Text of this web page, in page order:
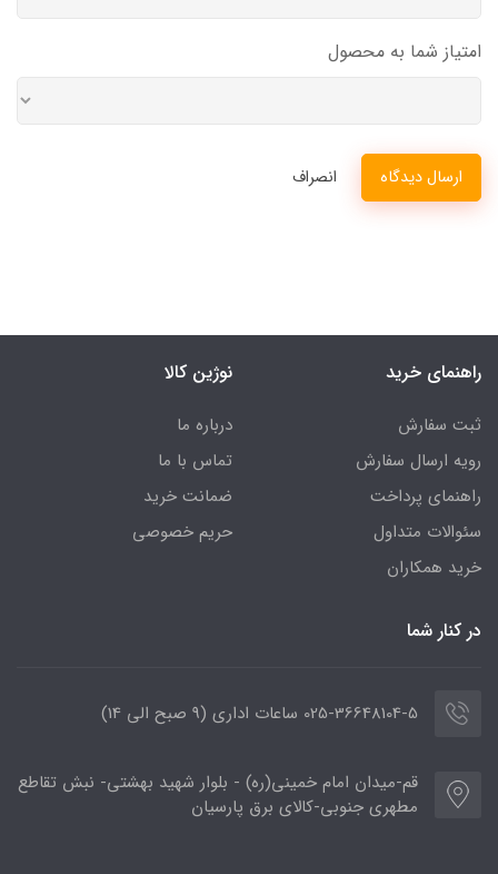
امتیاز شما به محصول
ارسال دیدگاه انصراف
راهنمای خرید
ثبت سفارش
رویه ارسال سفارش
راهنمای پرداخت
سئوالات متداول
خرید همکاران
نوژین کالا
درباره ما
تماس با ما
ضمانت خرید
حریم خصوصی
در کنار شما
025-36648104-5 ساعات اداری (9 صبح الی 14)
قم-میدان امام خمینی(ره) - بلوار شهید بهشتی- نبش تقاطع
مطهری جنوبی-کالای برق پارسیان